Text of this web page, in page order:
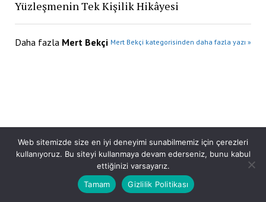
Yüzleşmenin Tek Kişilik Hikâyesi
Daha fazla Mert Bekçi Mert Bekçi kategorisinden daha fazla yazı »
Web sitemizde size en iyi deneyimi sunabilmemiz için çerezleri
kullanıyoruz. Bu siteyi kullanmaya devam ederseniz, bunu kabul
ettiğinizi varsayarız.
Tamam
Gizlilik Politikası